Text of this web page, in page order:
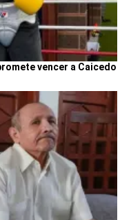
vencer a Caicedo